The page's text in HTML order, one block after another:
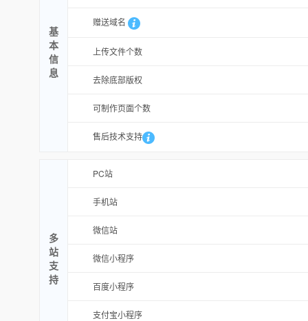
基
本
信
息
赠送域名
上传文件个数
去除底部版权
可制作页面个数
售后技术支持
多
站
支
持
PC站
手机站
微信站
微信小程序
百度小程序
支付宝小程序